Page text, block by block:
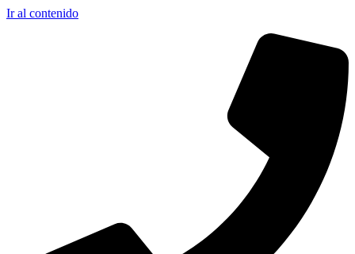
Ir al contenido